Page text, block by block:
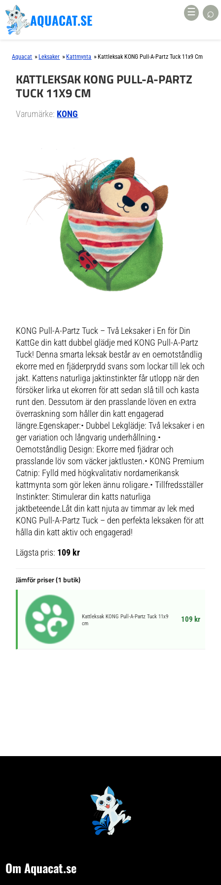
AQUACAT.SE ☰ ⌕
Aquacat » Leksaker » Kattmynta » Kattleksak KONG Pull-A-Partz Tuck 11x9 Cm
KATTLEKSAK KONG PULL-A-PARTZ
TUCK 11X9 CM
Varumärke: KONG
KONG Pull-A-Partz Tuck – Två Leksaker i En för Din
KattGe din katt dubbel glädje med KONG Pull-A-Partz
Tuck! Denna smarta leksak består av en oemotståndlig
ekorre med en fjäderprydd svans som lockar till lek och
jakt. Kattens naturliga jaktinstinkter får utlopp när den
försöker lirka ut ekorren för att sedan slå till och kasta
runt den. Dessutom är den prasslande löven en extra
överraskning som håller din katt engagerad
längre.Egenskaper:• Dubbel Lekglädje: Två leksaker i en
ger variation och långvarig underhållning.•
Oemotståndlig Design: Ekorre med fjädrar och
prasslande löv som väcker jaktlusten.• KONG Premium
Catnip: Fylld med högkvalitativ nordamerikansk
kattmynta som gör leken ännu roligare.• Tillfredsställer
Instinkter: Stimulerar din katts naturliga
jaktbeteende.Låt din katt njuta av timmar av lek med
KONG Pull-A-Partz Tuck – den perfekta leksaken för att
hålla din katt aktiv och engagerad!
Lägsta pris: 109 kr
Jämför priser (1 butik)
Kattleksak KONG Pull-A-Partz Tuck 11x9
cm
109 kr
Om Aquacat.se